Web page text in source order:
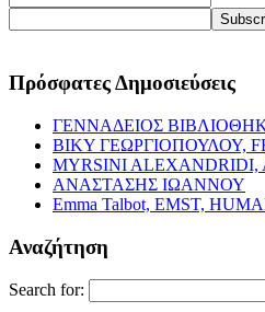
Πρόσφατες Δημοσιεύσεις
ΓΕΝΝΑΔΕΙΟΣ
ΒΙΚΥ ΓΕΩΡΓΙΟΠΟΥΛΟΥ,
MYRSINI ALEXANDRIDI,
ΑΝΑΣΤΑΣΗΣ ΙΩΑΝΝΟΥ
Emma Talbot, EMST,
Αναζήτηση
Search for: